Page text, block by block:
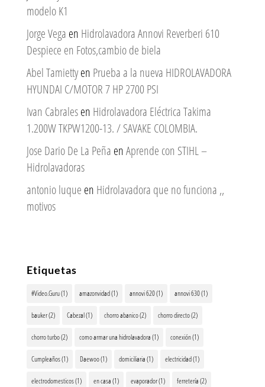
modelo K1
Jorge Vega en Hidrolavadora Annovi Reverberi 610
Despiece en Fotos,cambio de biela
Abel Tamiettyen Prueba a la nueva HIDROLAVADORA
HYUNDAI C/MOTOR 7 HP 2700 PSI
Ivan Cabralesen Hidrolavadora Eléctrica Takima
1.200W TKPW1200-13. / SAVAKE COLOMBIA.
Jose Dario De La Peña enAprende con STIHL –
Hidrolavadoras
antonio luque en Hidrolavadora que no funciona ,,
motivos
Etiquetas
#Video.Guru(1) amazonvidad(1) annovi 620(1) annovi 630(1)
bauker(2) Cabezal(1) chorro abanico(2) chorro directo(2)
chorro turbo(2) como armar una hidrolavadora(1) conexión(1)
Cumpleaños(1) Daewoo(1) domiciliaria(1) electricidad(1)
electrodomesticos(1) en casa(1) evaporador(1) ferretería(2)